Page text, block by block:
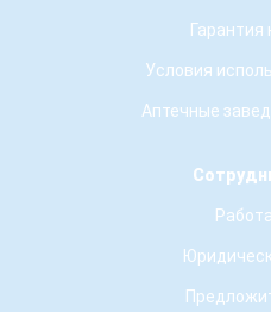
Гарантия
Условия
Аптечные